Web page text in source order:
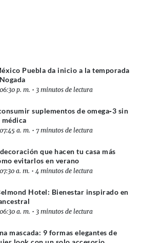
Puebla da inicio a la temporada
p. m. • 3 minutos de lectura
suplementos de omega‑3 sin
a. m. • 7 minutos de lectura
que hacen tu casa más
evitarlos en verano
a. m. • 4 minutos de lectura
Hotel: Bienestar inspirado en
a. m. • 3 minutos de lectura
mascada: 9 formas elegantes de